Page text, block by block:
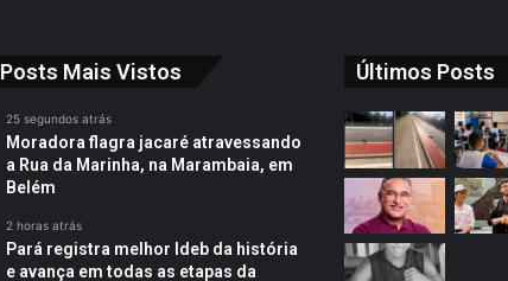
Posts Mais Vistos
25 segundos atrás
Moradora flagra jacaré atravessando
a Rua da Marinha, na Marambaia, em
Belém
2 horas atrás
Pará registra melhor Ideb da história
e avança em todas as etapas da
Últimos Posts